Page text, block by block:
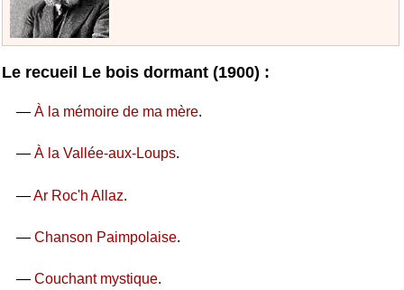
Le recueil Le bois dormant (1900) :
— À la mémoire de ma mère.
— À la Vallée-aux-Loups.
—Ar Roc'h Allaz.
— Chanson Paimpolaise.
— Couchant mystique.